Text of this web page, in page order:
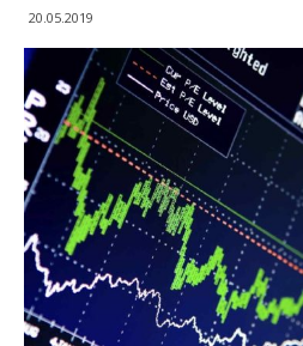
20.05.2019